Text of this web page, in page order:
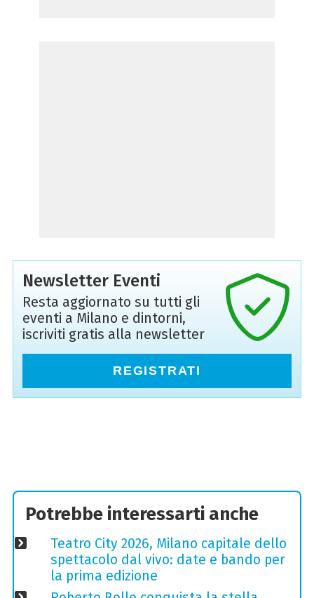
Newsletter Eventi
Resta aggiornato su tutti gli
eventi a Milano e dintorni,
iscriviti gratis alla newsletter
REGISTRATI
Potrebbe interessarti anche
Teatro City 2026, Milano capitale dello
spettacolo dal vivo: date e bando per
la prima edizione